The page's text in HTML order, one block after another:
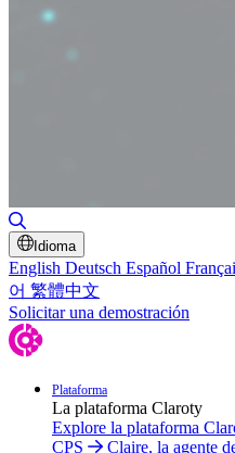
Idioma
English Deutsch Español
어 繁體中文
Solicitar una demostración
Plataforma
La plataforma Claroty
Explore la plataforma
CPS
Claire, la agente